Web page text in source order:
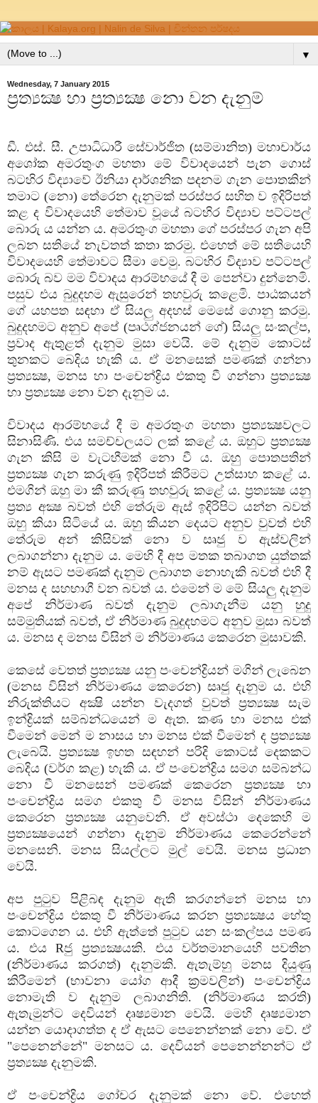
▼
Wednesday, 7 January 2015
ප්‍රත්‍යක්‍ෂ හා ප්‍රත්‍යක්‍ෂ නො වන දැනුම්
ඩී. එස්‌. සී. උපාධිධාරී සේවාර්ජිත (සම්මානිත) මහාචාර්ය
අශෝක අමරතුංග මහතා මේ විවාදයෙන් පැන ගොස්‌
බටහිර විද්‍යාවේ ඊනියා දාර්ශනික පදනම ගැන පොතකින්
තමාට (නො) තේරෙන දැනුමක්‌ පරස්‌පර සහිත ව ඉදිරිපත්
කළ ද විවාදයෙහි තේමාව වූයේ බටහිර විද්‍යාව පට්‌ටපල්
බොරු ය යන්න ය. අමරතුංග මහතා ගේ පරස්‌පර ගැන අපි
ලබන සතියේ නැවතත් කතා කරමු. එහෙත් මේ සතියෙහි
විවාදයෙහි තේමාවට සීමා වෙමු. බටහිර විද්‍යාව පට්‌ටපල්
බොරු බව මම විවාදය ආරම්භයේ දී ම පෙන්වා දුන්නෙමි.
පසුව එය බුදුදහම ඇසුරෙන් තහවුරු කළෙමි. පාඨකයන්
ගේ යහපත සඳහා ඒ සියලු අදහස්‌ මෙසේ ගොනු කරමු.
බුදුදහමට අනුව අපේ (පෘථග්ජනයන් ගේ) සියලු සංකල්ප,
ප්‍රවාද ඇතුළත් දැනුම මුසා වෙයි. මේ දැනුම කොටස්‌
තුනකට බෙදිය හැකි ය. ඒ මනසෙක්‌ පමණක්‌ ගන්නා
ප්‍රත්‍යක්‍ෂ, මනස හා පංචෙන්ද්‍රිය එකතු වී ගන්නා ප්‍රත්‍යක්‍ෂ
හා ප්‍රත්‍යක්‍ෂ නො වන දැනුම ය.
විවාදය ආරම්භයේ දී ම අමරතුංග මහතා ප්‍රත්‍යක්‍ෂවලට
සිනාසිණි. එය සමච්චලයට ලක්‌ කළේ ය. ඔහුට ප්‍රත්‍යක්‍ෂ
ගැන කිසි ම වැටහීමක්‌ නො වී ය. ඔහු පොතපතින්
ප්‍රත්‍යක්‍ෂ ගැන කරුණු ඉදිරිපත් කිරීමට උත්සාහ කළේ ය.
එමගින් ඔහු මා කී කරුණු තහවුරු කළේ ය. ප්‍රත්‍යක්‍ෂ යනු
ප්‍රත්‍ය අක්‍ෂ බවත් එහි තේරුම ඇස්‌ ඉදිරිපිට යන්න බවත්
ඔහු කියා සිටියේ ය. ඔහු කියන දෙයට අනුව වුවත් එහි
තේරුම අන් කිසිවක්‌ නො ව සෘජු ව ඇස්‌වලින්
ලබාගන්නා දැනුම ය. මෙහි දී අප මතක තබාගත යුත්තක්‌
නම් ඇසට පමණක්‌ දැනුම ලබාගත නොහැකි බවත් එහි දී
මනස ද සහභාගී වන බවත් ය. එමෙන් ම මේ සියලු දැනුම
අපේ නිර්මාණ බවත් දැනුම ලබාගැනීම යනු හුදු
සම්මුතියක්‌ බවත්, ඒ නිර්මාණ බුදුදහමට අනුව මුසා බවත්
ය. මනස ද මනස විසින් ම නිර්මාණය කෙරෙන මුසාවකි.
කෙසේ වෙතත් ප්‍රත්‍යක්‍ෂ යනු පංචෙන්ද්‍රියන් මගින් ලැබෙන
(මනස විසින් නිර්මාණය කෙරෙන) සෘජු දැනුම ය. එහි
නිරුක්‌තියට අක්‍ෂි යන්න වැදගත් වුවත් ප්‍රත්‍යක්‍ෂ සැම
ඉන්ද්‍රියක්‌ සම්බන්ධයෙන් ම ඇත. කණ හා මනස එක්‌
වීමෙන් මෙන් ම නාසය හා මනස එක්‌ වීමෙන් ද ප්‍රත්‍යක්‍ෂ
ලැබෙයි. ප්‍රත්‍යක්‍ෂ ඉහත සඳහන් පරිදි කොටස්‌ දෙකකට
බෙදිය (වර්ග කළ) හැකි ය. ඒ පංචෙන්ද්‍රිය සමග සම්බන්ධ
නො වී මනසෙන් පමණක්‌ කෙරෙන ප්‍රත්‍යක්‍ෂ හා
පංචෙන්ද්‍රිය සමග එකතු වී මනස විසින් නිර්මාණය
කෙරෙන ප්‍රත්‍යක්‍ෂ යනුවෙනි. ඒ අවස්‌ථා දෙකෙහි ම
ප්‍රත්‍යක්‍ෂයෙන් ගන්නා දැනුම නිර්මාණය කෙරෙන්නේ
මනසෙනි. මනස සියල්ලට මුල් වෙයි. මනස ප්‍රධාන
වෙයි.
අප පුටුව පිළිබඳ දැනුම ඇති කරගන්නේ මනස හා
පංචෙන්ද්‍රිය එකතු වී නිර්මාණය කරන ප්‍රත්‍යක්‍ෂය හේතු
කොටගෙන ය. එහි ඇත්තේ පුටුව යන සංකල්පය පමණ
ය. එය Rජු ප්‍රත්‍යක්‍ෂයකි. එය වර්තමානයෙහි පවතින
(නිර්මාණය කරගත්) දැනුමකි. ඇතැම්හු මනස දියුණු
කිරීමෙන් (භාවනා යෝග ආදී ක්‍රමවලින්) පංචෙන්ද්‍රිය
නොමැති ව දැනුම ලබාගනිති. (නිර්මාණය කරති)
ඇතැමුන්ට දෙවියන් දෘෂ්‍යමාන වෙයි. මෙහි දෘෂ්‍යමාන
යන්න යොදාගත්ත ද ඒ ඇසට පෙනෙන්නක්‌ නො වේ. ඒ
"පෙනෙන්නේ" මනසට ය. දෙවියන් පෙනෙන්නන්ට ඒ
ප්‍රත්‍යක්‍ෂ දැනුමකි.
ඒ පංචෙන්ද්‍රිය ගෝචර දැනුමක්‌ නො වේ. එහෙත්